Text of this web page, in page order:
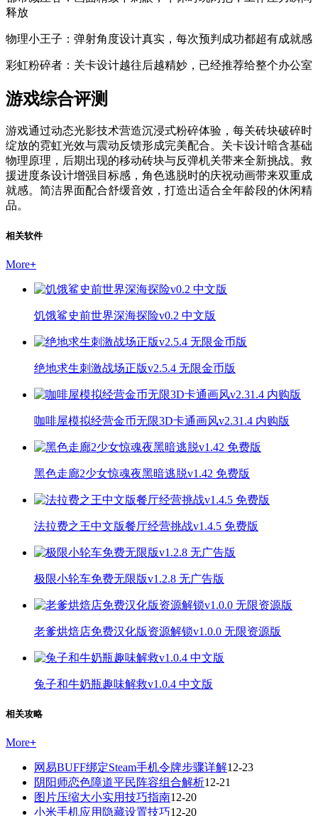
释放
物理小王子：弹射角度设计真实，每次预判成功都超有成就感
彩虹粉碎者：关卡设计越往后越精妙，已经推荐给整个办公室
游戏综合评测
游戏通过动态光影技术营造沉浸式粉碎体验，每关砖块破碎时
绽放的霓虹光效与震动反馈形成完美配合。关卡设计暗含基础
物理原理，后期出现的移动砖块与反弹机关带来全新挑战。救
援进度条设计增强目标感，角色逃脱时的庆祝动画带来双重成
就感。简洁界面配合舒缓音效，打造出适合全年龄段的休闲精
品。
相关软件
More+
饥饿鲨史前世界深海探险v0.2 中文版
绝地求生刺激战场正版v2.5.4 无限金币版
咖啡屋模拟经营金币无限3D卡通画风v2.31.4 内购版
黑色走廊2少女惊魂夜黑暗逃脱v1.42 免费版
法拉费之王中文版餐厅经营挑战v1.4.5 免费版
极限小轮车免费无限版v1.2.8 无广告版
老爹烘焙店免费汉化版资源解锁v1.0.0 无限资源版
兔子和牛奶瓶趣味解救v1.0.4 中文版
相关攻略
More+
网易BUFF绑定Steam手机令牌步骤详解12-23
阴阳师恋色障道平民阵容组合解析12-21
图片压缩大小实用技巧指南12-20
小米手机应用隐藏设置技巧12-20